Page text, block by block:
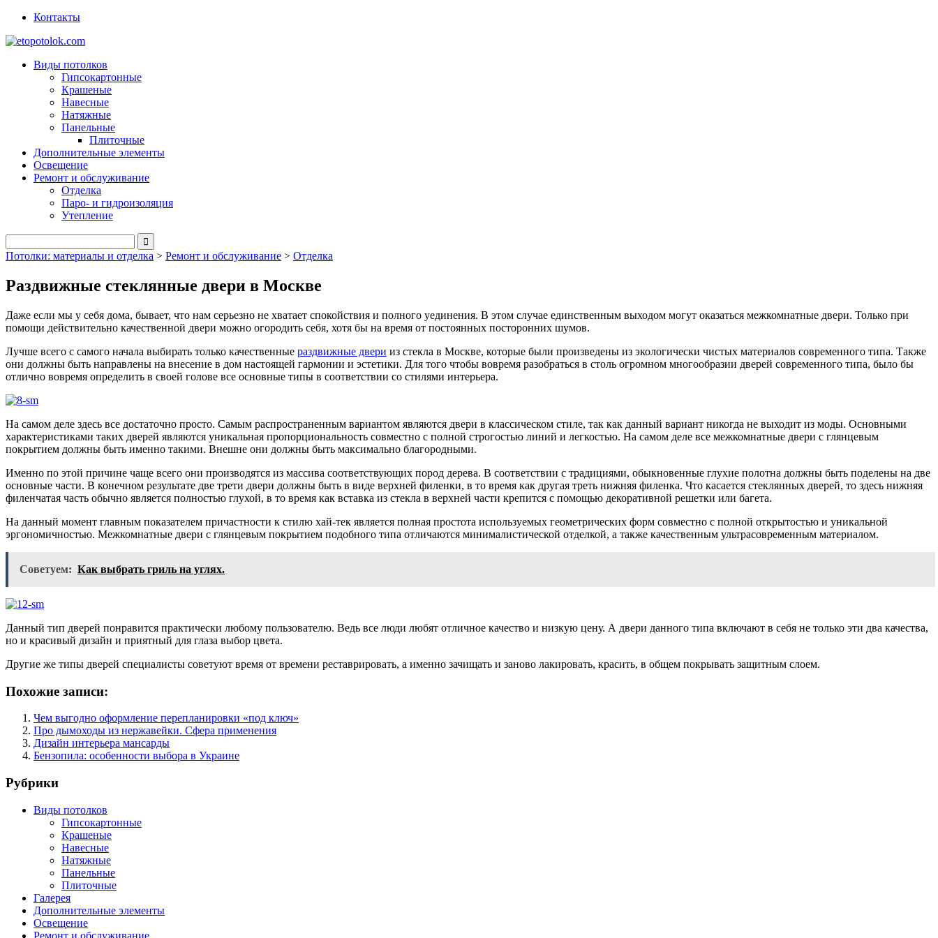
Контакты
Виды потолков
Гипсокартонные
Крашеные
Навесные
Натяжные
Панельные
Плиточные
Дополнительные элементы
Освещение
Ремонт и обслуживание
Отделка
Паро- и гидроизоляция
Утепление
Потолки: материалы и отделка > Ремонт и обслуживание > Отделка
Раздвижные стеклянные двери в Москве
Даже если мы у себя дома, бывает, что нам серьезно не хватает спокойствия и полного уединения. В этом случае единственным выходом могут оказаться межкомнатные двери. Только при
помощи действительно качественной двери можно огородить себя, хотя бы на время от постоянных посторонних шумов.
Лучше всего с самого начала выбирать только качественные раздвижные двери из стекла в Москве, которые были произведены из экологически чистых материалов современного типа. Также
они должны быть направлены на внесение в дом настоящей гармонии и эстетики. Для того чтобы вовремя разобраться в столь огромном многообразии дверей современного типа, было бы
отлично вовремя определить в своей голове все основные типы в соответствии со стилями интерьера.
На самом деле здесь все достаточно просто. Самым распространенным вариантом являются двери в классическом стиле, так как данный вариант никогда не выходит из моды. Основными
характеристиками таких дверей являются уникальная пропорциональность совместно с полной строгостью линий и легкостью. На самом деле все межкомнатные двери с глянцевым
покрытием должны быть именно такими. Внешне они должны быть максимально благородными.
Именно по этой причине чаще всего они производятся из массива соответствующих пород дерева. В соответствии с традициями, обыкновенные глухие полотна должны быть поделены на две
основные части. В конечном результате две трети двери должны быть в виде верхней филенки, в то время как другая треть нижняя филенка. Что касается стеклянных дверей, то здесь нижняя
филенчатая часть обычно является полностью глухой, в то время как вставка из стекла в верхней части крепится с помощью декоративной решетки или багета.
На данный момент главным показателем причастности к стилю хай-тек является полная простота используемых геометрических форм совместно с полной открытостью и уникальной
эргономичностью. Межкомнатные двери с глянцевым покрытием подобного типа отличаются минималистической отделкой, а также качественным ультрасовременным материалом.
Советуем: Как выбрать гриль на углях.
Данный тип дверей понравится практически любому пользователю. Ведь все люди любят отличное качество и низкую цену. А двери данного типа включают в себя не только эти два качества,
но и красивый дизайн и приятный для глаза выбор цвета.
Другие же типы дверей специалисты советуют время от времени реставрировать, а именно зачищать и заново лакировать, красить, в общем покрывать защитным слоем.
Похожие записи:
Чем выгодно оформление перепланировки «под ключ»
Про дымоходы из нержавейки. Сфера применения
Дизайн интерьера мансарды
Бензопила: особенности выбора в Украине
Рубрики
Виды потолков
Гипсокартонные
Крашеные
Навесные
Натяжные
Панельные
Плиточные
Галерея
Дополнительные элементы
Освещение
Ремонт и обслуживание